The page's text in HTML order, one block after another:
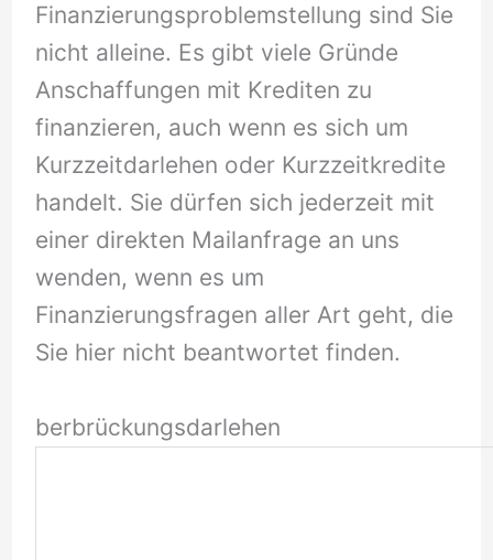
Finanzierungsproblemstellung sind Sie
nicht alleine. Es gibt viele Gründe
Anschaffungen mit Krediten zu
finanzieren, auch wenn es sich um
Kurzzeitdarlehen oder Kurzzeitkredite
handelt. Sie dürfen sich jederzeit mit
einer direkten Mailanfrage an uns
wenden, wenn es um
Finanzierungsfragen aller Art geht, die
Sie hier nicht beantwortet finden.
berbrückungsdarlehen